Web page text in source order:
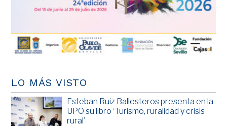
LO MÁS VISTO
Esteban Ruiz Ballesteros presenta en la
UPO su libro ‘Turismo, ruralidad y crisis
rural’